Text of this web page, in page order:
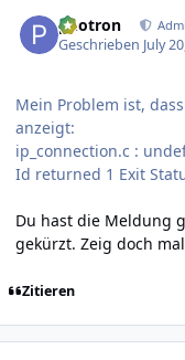
photron
Geschrieben July
Mein Problem ist,
anzeigt:
ip_connection.c :
Id returned 1 Exit
Du hast die Meldung
gekürzt. Zeig doch
Zitieren